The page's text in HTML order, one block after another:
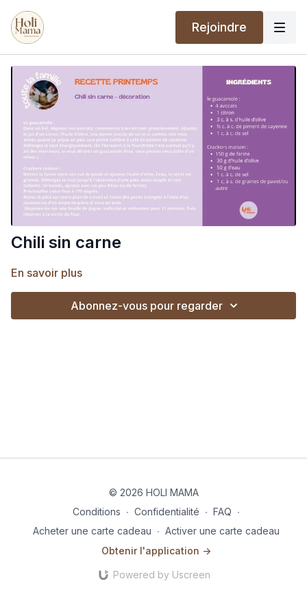
Rejoindre
Chili sin carne
En savoir plus
Abonnez-vous pour regarder
© 2026 HOLI MAMA
Conditions ∙ Confidentialité ∙ FAQ ∙
Acheter une carte cadeau ∙ Activer une carte cadeau
Obtenir l'application ->
Powered by Uscreen